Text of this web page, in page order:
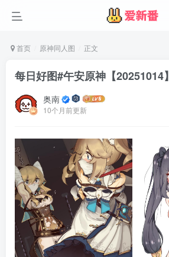
首页 原神同人图 正文
每日好图#午安原神【20251014】
奥南
10个月前更新